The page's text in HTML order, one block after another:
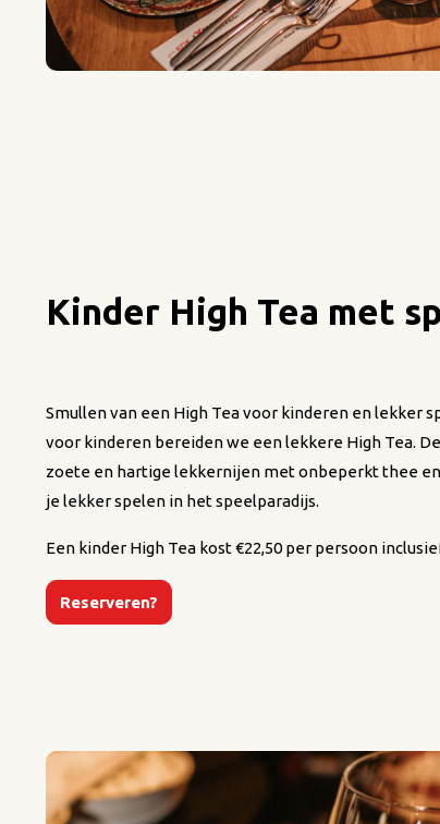
Kinder High Tea met
Smullen van een High Tea voor kinderen en lekker
voor kinderen bereiden we een lekkere High Tea.
zoete en hartige lekkernijen met onbeperkt thee
je lekker spelen in het speelparadijs.
Een kinder High Tea kost €22,50 per persoon
Reserveren?